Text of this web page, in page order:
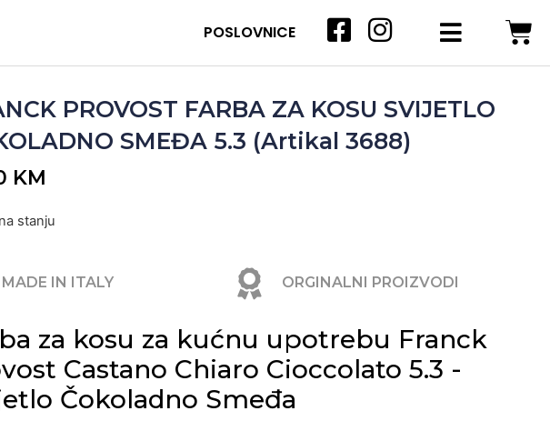
POSLOVNICE
PROVOST FARBA ZA KOSU SVIJETLO
SMEĐA 5.3 (Artikal 3688)
KM
stanju
MADE IN ITALY ORGINALNI PROIZVODI
za kosu za kućnu upotrebu Franck
Castano Chiaro Cioccolato 5.3 -
Čokoladno Smeđa